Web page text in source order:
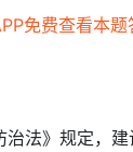
免费查看本
法》规定，建